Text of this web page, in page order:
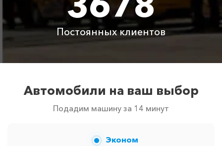
Постоянных клиентов
Автомобили на ваш выбор
Подадим машину за 14 минут
Эконом